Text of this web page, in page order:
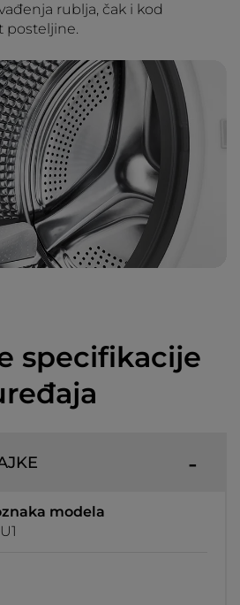
rublja, čak i kod
posteljine.
specifikacije
modela